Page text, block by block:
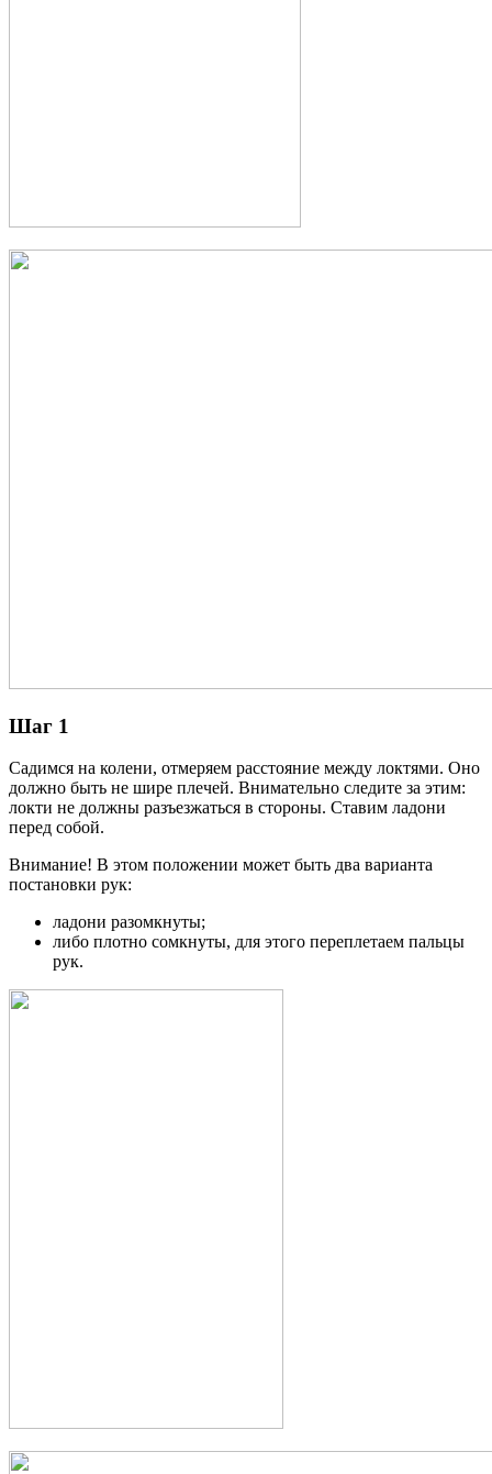
Шаг 1
Садимся на колени, отмеряем расстояние между локтями. Оно
должно быть не шире плечей. Внимательно следите за этим:
локти не должны разъезжаться в стороны. Ставим ладони
перед собой.
Внимание! В этом положении может быть два варианта
постановки рук:
ладони разомкнуты;
либо плотно сомкнуты, для этого переплетаем пальцы
рук.